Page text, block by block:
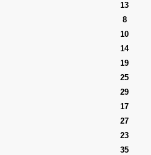
13
8
10
14
19
25
29
17
27
23
35